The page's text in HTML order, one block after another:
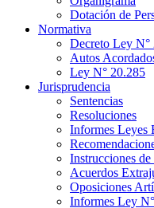
Dotación de
Normativa
Decreto Ley N°
Autos
Ley N° 20.285
Jurisprudencia
Sentencias
Resoluciones
Informes Leyes
Instrucciones de
Acuerdos
Oposiciones
Informes Ley